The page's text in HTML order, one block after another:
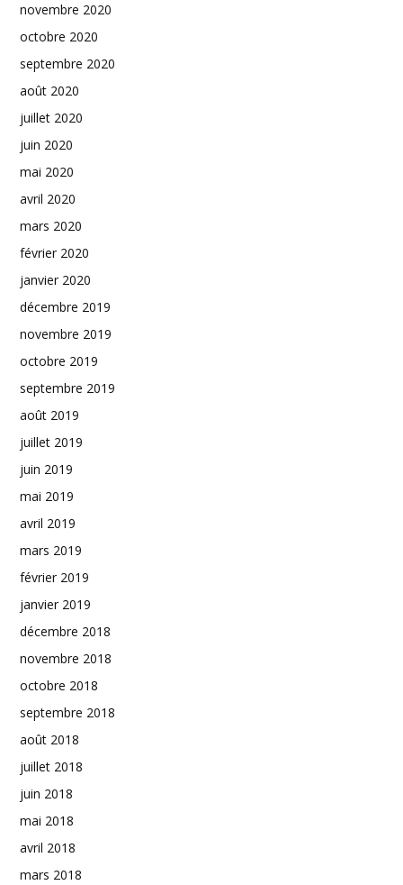
novembre 2020
octobre 2020
septembre 2020
août 2020
juillet 2020
juin 2020
mai 2020
avril 2020
mars 2020
février 2020
janvier 2020
décembre 2019
novembre 2019
octobre 2019
septembre 2019
août 2019
juillet 2019
juin 2019
mai 2019
avril 2019
mars 2019
février 2019
janvier 2019
décembre 2018
novembre 2018
octobre 2018
septembre 2018
août 2018
juillet 2018
juin 2018
mai 2018
avril 2018
mars 2018